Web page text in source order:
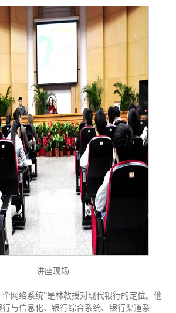
讲座现场
个网络系统”是林教授对现代银行的定位。他
行与信息化、银行综合系统、银行渠道系